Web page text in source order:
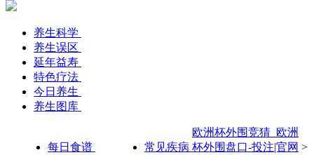
养生科学
养生误区
延年益寿
特色疗法
今日养生
养生图库
每日食谱
常见疾病
欧洲杯外围竞猜_欧洲
杯外围盘口-投注|官网 >